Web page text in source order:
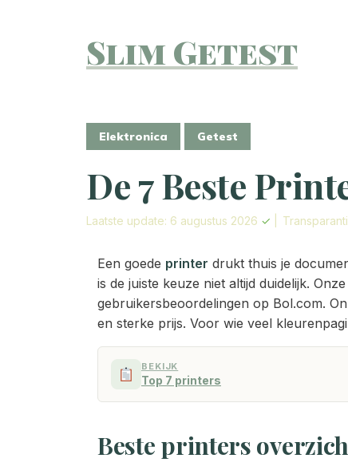
Slim Getest
Elektronica Getest
De 7 Beste
Laatste update: 6 augustus 2026 ✓
Een goede printer drukt thuis je
is de juiste keuze niet altijd duidelijk.
gebruikersbeoordelingen op Bol.com.
en sterke prijs. Voor wie veel
BEKIJK
Top 7 printers
Beste printers